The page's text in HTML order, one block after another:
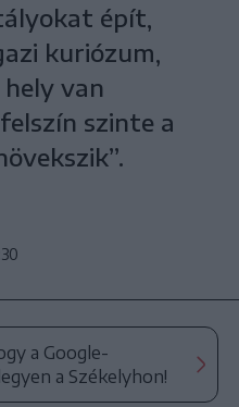
épít,
kuriózum,
hely van
szinte a
a Google-
a Székelyhon!